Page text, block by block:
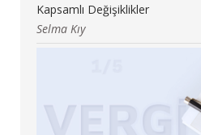
Kapsamlı Değişiklikler
Selma Kıy